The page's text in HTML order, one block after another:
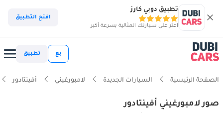
تطبيق دوبي كارز
اعثر على سيارتك المثالية بسرعة أكبر
افتح التطبيق
بع تطبيق
الصفحة الرئيسية السيارات الجديدة لامبورغيني أفينتادور
صور لامبورغيني أفينتادور